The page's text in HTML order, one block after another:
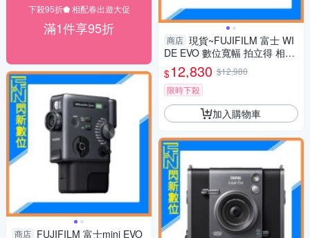
下殺95折⬟ 相配春出遊大促
滿1件享95折
商店 FUJIFILM 富士mini EVO
商店 現貨~FUJIFILM 富士 WI
DE EVO 數位寬幅 拍立得 相機
(公司貨)含128g+空白底片20張
$12,830 $12,980
限時下殺
加入購物車